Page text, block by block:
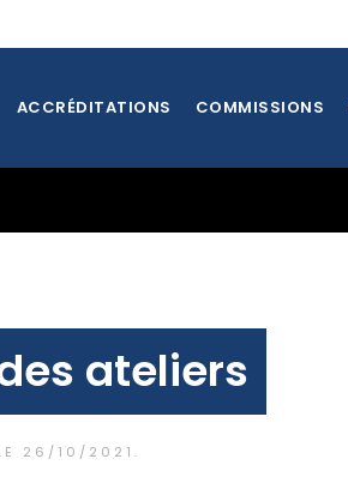
ACCRÉDITATIONS COMMISSIONS
ateliers
26/10/2021 .